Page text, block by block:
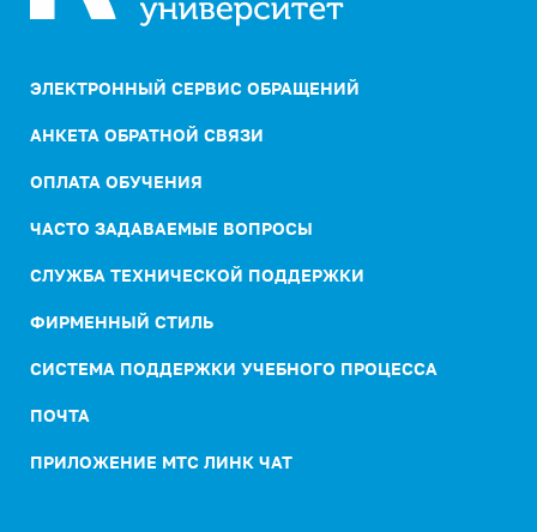
ЭЛЕКТРОННЫЙ СЕРВИС ОБРАЩЕНИЙ
АНКЕТА ОБРАТНОЙ СВЯЗИ
ОПЛАТА ОБУЧЕНИЯ
ЧАСТО ЗАДАВАЕМЫЕ ВОПРОСЫ
СЛУЖБА ТЕХНИЧЕСКОЙ ПОДДЕРЖКИ
ФИРМЕННЫЙ СТИЛЬ
СИСТЕМА ПОДДЕРЖКИ УЧЕБНОГО ПРОЦЕССА
ПОЧТА
ПРИЛОЖЕНИЕ МТС ЛИНК ЧАТ